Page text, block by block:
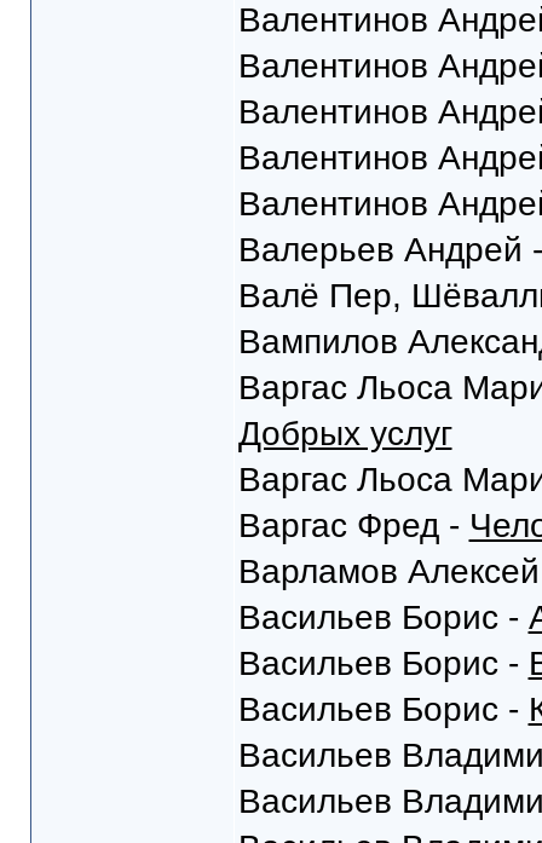
Валентинов
Валентинов
Валентинов
Валентинов
Валентинов
Валерьев Андрей
Валё Пер,
Вампилов
Варгас Льоса
Добрых услуг
Варгас Льоса
Варгас Фред -
Варламов
Васильев Борис -
Васильев Борис -
Васильев Борис -
Васильев
Васильев